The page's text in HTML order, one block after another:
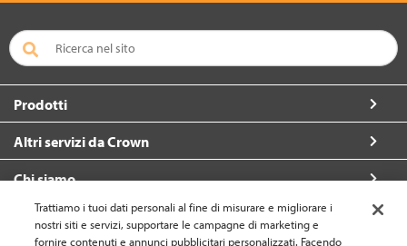
Prodotti
Altri servizi da Crown
Chi siamo
Per contattarci
Trattiamo i tuoi dati personali al fine di misurare e migliorare i
nostri siti e servizi, supportare le campagne di marketing e
fornire contenuti e annunci pubblicitari personalizzati. Facendo